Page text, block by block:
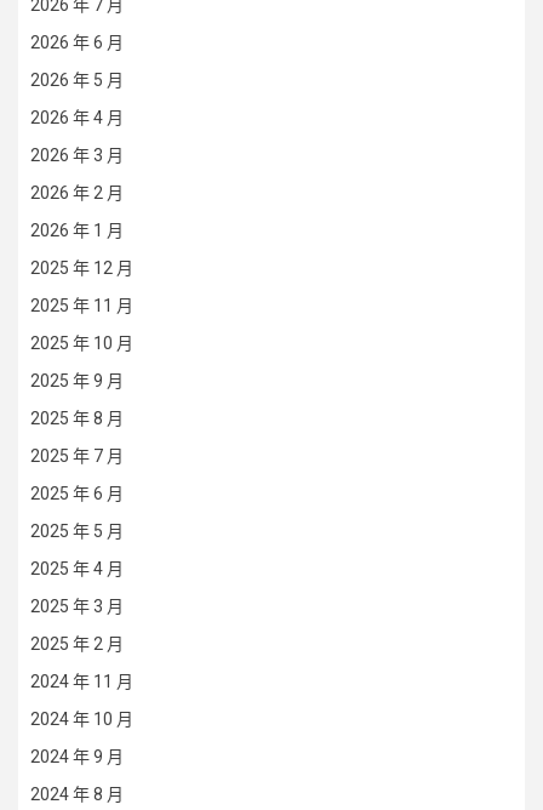
2026 年 7 月
2026 年 6 月
2026 年 5 月
2026 年 4 月
2026 年 3 月
2026 年 2 月
2026 年 1 月
2025 年 12 月
2025 年 11 月
2025 年 10 月
2025 年 9 月
2025 年 8 月
2025 年 7 月
2025 年 6 月
2025 年 5 月
2025 年 4 月
2025 年 3 月
2025 年 2 月
2024 年 11 月
2024 年 10 月
2024 年 9 月
2024 年 8 月